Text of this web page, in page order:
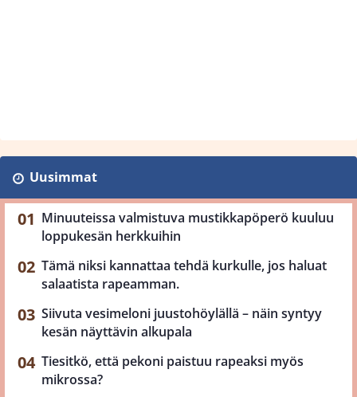
Uusimmat
Minuuteissa valmistuva mustikkapöperö kuuluu
loppukesän herkkuihin
Tämä niksi kannattaa tehdä kurkulle, jos haluat
salaatista rapeamman.
Siivuta vesimeloni juustohöylällä – näin syntyy
kesän näyttävin alkupala
Tiesitkö, että pekoni paistuu rapeaksi myös
mikrossa?